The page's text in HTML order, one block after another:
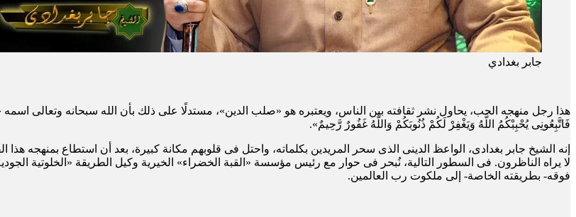
جابر بغدادي
هذا رجل منهجه الحب، يحاول نشر ثقافته بين الناس، ويعتبره هو «صلب الدين»، مستدلًا على ذلك بأن الله سبحانه وتعالى اسمه
فَاتَّبِعُونِى يُحْبِبْكُمُ اللَّهُ وَيَغْفِرْ لَكُمْ ذُنُوبَكُمْ وَاللَّهُ غَفُورٌ رَّحِيمٌ».
إنه الشيخ جابر بغدادى، الواعظ الدينى الذى سحر المريدين بكلماته، واحتل فى قلوبهم مكانة كبيرة، بعد أن استطاع بمنهجه
لا يراه الناظرون. فى السطور التالية، نُبحر فى حوار مع رئيس مؤسسة «القبة الخضراء» الخيرية وكيل الطريقة «الخلوتية
فوقه- بطريقته الخاصة- إلى ملكوت رب العالمين.